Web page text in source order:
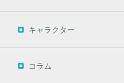
キャラクター
コラム